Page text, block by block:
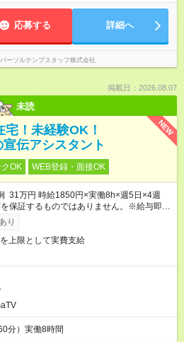
応募する 詳細へ
パーソルテンプスタッフ株式会社
掲載日：2026.08.07
未読
NEW
！未経験OK！
宣伝アシスタント
OK WEB登録・面接OK
31万円 時給1850円×実働8h×週5日×4週
保証するものではありません。※給与即受
利用条件有）
り
上限として実費支給
分）実働8時間